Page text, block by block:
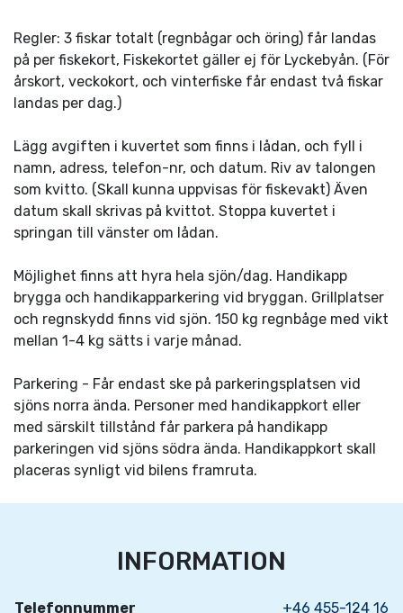
Regler: 3 fiskar totalt (regnbågar och öring) får landas
på per fiskekort, Fiskekortet gäller ej för Lyckebyån. (För
årskort, veckokort, och vinterfiske får endast två fiskar
landas per dag.)
Lägg avgiften i kuvertet som finns i lådan, och fyll i
namn, adress, telefon-nr, och datum. Riv av talongen
som kvitto. (Skall kunna uppvisas för fiskevakt) Även
datum skall skrivas på kvittot. Stoppa kuvertet i
springan till vänster om lådan.
Möjlighet finns att hyra hela sjön/dag. Handikapp
brygga och handikapparkering vid bryggan. Grillplatser
och regnskydd finns vid sjön. 150 kg regnbåge med vikt
mellan 1-4 kg sätts i varje månad.
Parkering - Får endast ske på parkeringsplatsen vid
sjöns norra ända. Personer med handikappkort eller
med särskilt tillstånd får parkera på handikapp
parkeringen vid sjöns södra ända. Handikappkort skall
placeras synligt vid bilens framruta.
INFORMATION
Telefonnummer +46 455-124 16